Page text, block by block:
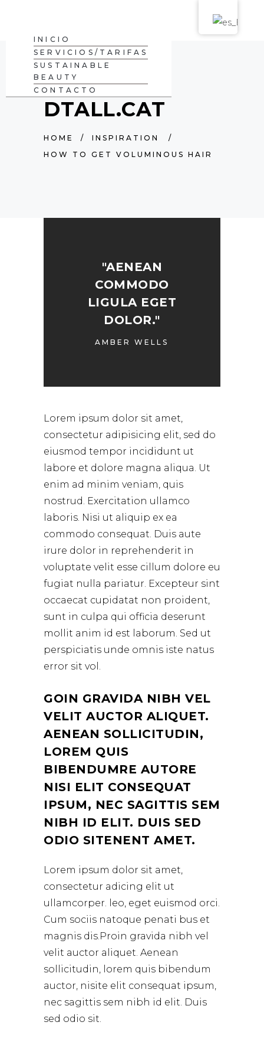
INICIO
SERVICIOS/TARIFAS
SUSTAINABLE
BEAUTY
CONTACTO
DTALL.CAT
HOME / INSPIRATION
/
HOW TO GET VOLUMINOUS HAIR
"AENEAN
COMMODO
LIGULA EGET
DOLOR."
AMBER WELLS
Lorem ipsum dolor sit amet,
consectetur adipisicing elit, sed do
eiusmod tempor incididunt ut
labore et dolore magna aliqua. Ut
enim ad minim veniam, quis
nostrud. Exercitation ullamco
laboris. Nisi ut aliquip ex ea
commodo consequat. Duis aute
irure dolor in reprehenderit in
voluptate velit esse cillum dolore eu
fugiat nulla pariatur. Excepteur sint
occaecat cupidatat non proident,
sunt in culpa qui officia deserunt
mollit anim id est laborum. Sed ut
perspiciatis unde omnis iste natus
error sit vol.
GOIN GRAVIDA NIBH VEL
VELIT AUCTOR ALIQUET.
AENEAN SOLLICITUDIN,
LOREM QUIS
BIBENDUMRE AUTORE
NISI ELIT CONSEQUAT
IPSUM, NEC SAGITTIS SEM
NIBH ID ELIT. DUIS SED
ODIO SITENENT AMET.
Lorem ipsum dolor sit amet,
consectetur adicing elit ut
ullamcorper. leo, eget euismod orci.
Cum sociis natoque penati bus et
magnis dis.Proin gravida nibh vel
velit auctor aliquet. Aenean
sollicitudin, lorem quis bibendum
auctor, nisite elit consequat ipsum,
nec sagittis sem nibh id elit. Duis
sed odio sit.